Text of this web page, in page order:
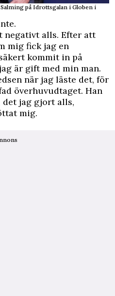
på Idrottsgalan i Globen i
negativt alls. Efter att
mig fick jag en
kommit in på
är gift med min man.
när jag läste det, för
överhuvudtaget. Han
jag gjort alls,
mig.